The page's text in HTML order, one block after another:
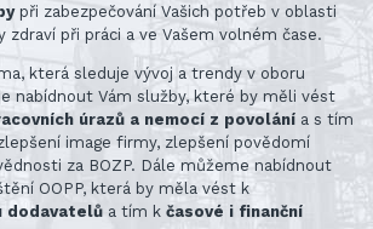
při zabezpečování Vašich potřeb v oblasti
zdraví při práci a ve Vašem volném čase.
která sleduje vývoj a trendy v oboru
nabídnout Vám služby, které by měli vést
úrazů a nemocí z povolání a s tím
image firmy, zlepšení povědomí
za BOZP. Dále můžeme nabídnout
OOPP, která by měla vést k
dodavatelů a tím kčasové i finanční